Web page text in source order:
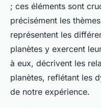
; ces éléments sont
précisément les
représentent les
planètes y exercent
à eux, décrivent les
planètes, reflétant les
de notre expérience.